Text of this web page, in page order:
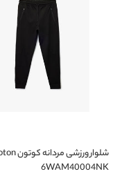
6WAM40004NK